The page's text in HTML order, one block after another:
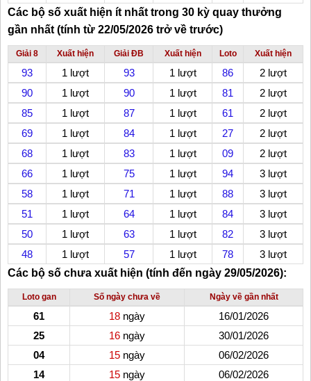
Các bộ số xuất hiện ít nhất trong 30 kỳ quay thưởng
gần nhất (tính từ 22/05/2026 trở về trước)
Giải 8 Xuất hiện Giải ĐB Xuất hiện Loto Xuất hiện
93 1 lượt 93 1 lượt 86
2 lượt
90
1 lượt 90 1 lượt 81
2 lượt
85
1 lượt 87 1 lượt 61
2 lượt
69
1 lượt 84 1 lượt 27
2 lượt
68
1 lượt 83 1 lượt 09
2 lượt
66
1 lượt 75 1 lượt 94
3 lượt
58
1 lượt 71 1 lượt 88
3 lượt
51
1 lượt 64 1 lượt 84
3 lượt
50
1 lượt 63 1 lượt 82
3 lượt
48
1 lượt 57 1 lượt 78
3 lượt
Các bộ số chưa xuất hiện (tính đến ngày 29/05/2026):
Loto gan Số ngày chưa về Ngày về gần nhất
61 18 ngày
16/01/2026
25
16 ngày
30/01/2026
04
15 ngày
06/02/2026
14
15 ngày
06/02/2026